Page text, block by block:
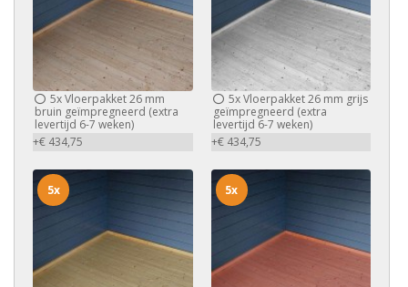
5xVloerpakket 26 mm
bruin geïmpregneerd (extra
levertijd 6-7 weken)
+€ 434,75
5xVloerpakket 26 mm grijs
geïmpregneerd (extra
levertijd 6-7 weken)
+€ 434,75
5x 5x